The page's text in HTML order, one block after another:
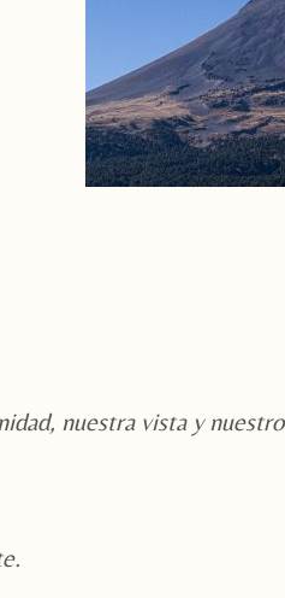
nuestra vista y nuestro